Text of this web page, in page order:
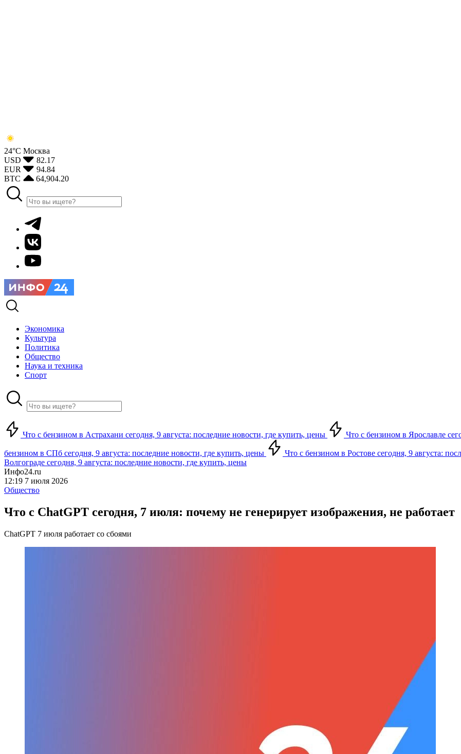
24°С Москва
USD
82.17
EUR
94.84
BTC
64,904.20
Экономика
Культура
Политика
Общество
Наука и техника
Спорт
Что с бензином в Астрахани сегодня, 9 августа: последние новости, где купить, цены Что с бензином в Ярославле
бензином в СПб сегодня, 9 августа: последние новости, где купить, цены Что с бензином в Ростове сегодня, 9 августа:
Волгограде сегодня, 9 августа: последние новости, где купить, цены
Инфо24.ru
12:19 7 июля 2026
Общество
Что с ChatGPT сегодня, 7 июля: почему не генерирует изображения, не работает
ChatGPT 7 июля работает со сбоями